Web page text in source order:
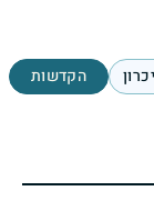
הקדשות